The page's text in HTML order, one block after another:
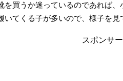
を買うか迷っているのであれば
いてくる子が多いので、様子を見
スポンサ